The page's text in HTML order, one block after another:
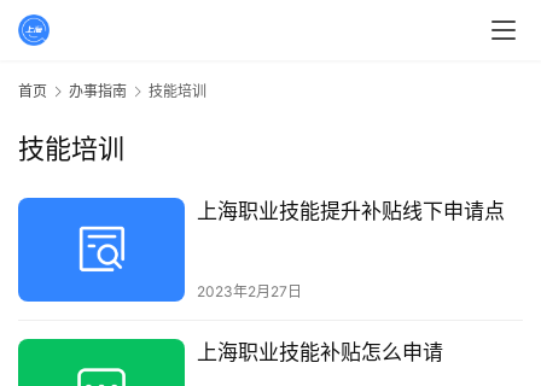
首页 办事指南 技能培训
技能培训
上海职业技能提升补贴线下申请点
2023年2月27日
上海职业技能补贴怎么申请